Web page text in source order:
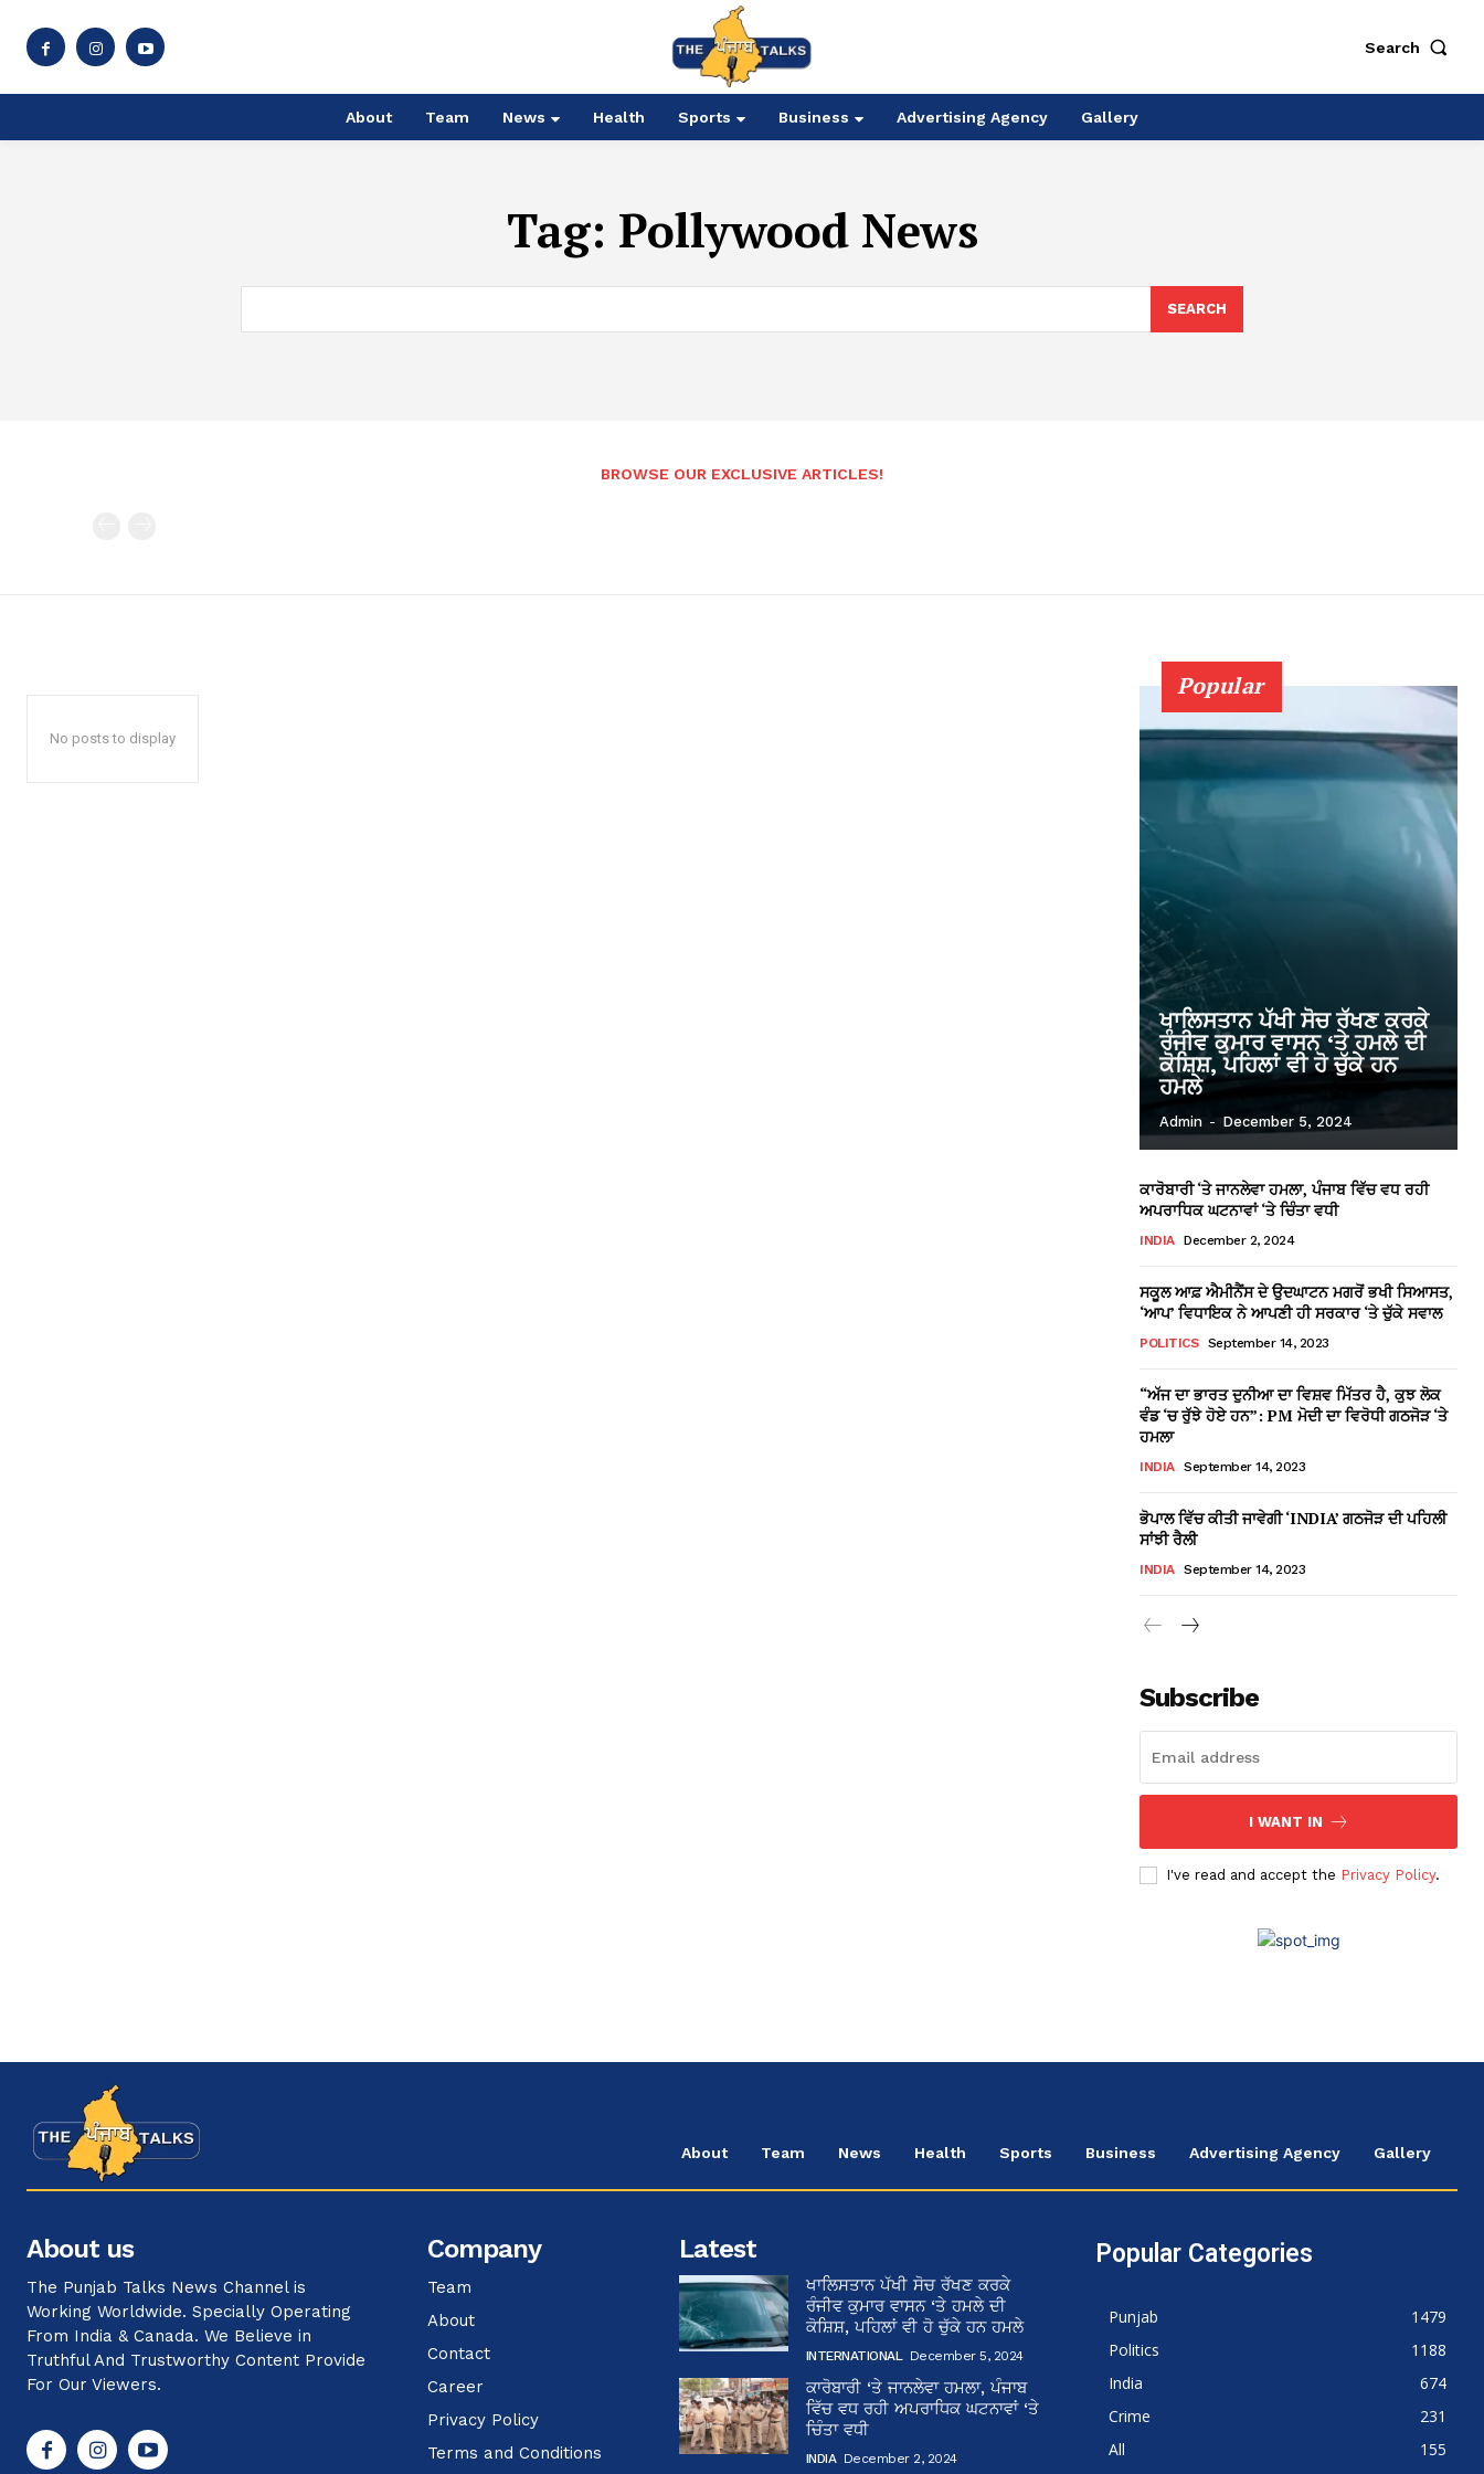
Search
About Team News Health Sports Business Advertising Agency Gallery
Tag: Pollywood News
SEARCH
BROWSE OUR EXCLUSIVE ARTICLES!
No posts to display
Popular
ਖਾਲਿਸਤਾਨ ਪੱਖੀ ਸੋਚ ਰੱਖਣ ਕਰਕੇ
ਰੰਜੀਵ ਕੁਮਾਰ ਵਾਸਨ ‘ਤੇ ਹਮਲੇ ਦੀ
ਕੋਸ਼ਿਸ਼, ਪਹਿਲਾਂ ਵੀ ਹੋ ਚੁੱਕੇ ਹਨ
ਹਮਲੇ
Admin - December 5, 2024
ਕਾਰੋਬਾਰੀ ‘ਤੇ ਜਾਨਲੇਵਾ ਹਮਲਾ, ਪੰਜਾਬ ਵਿੱਚ ਵਧ ਰਹੀ
ਅਪਰਾਧਿਕ ਘਟਨਾਵਾਂ ‘ਤੇ ਚਿੰਤਾ ਵਧੀ
INDIA December 2, 2024
ਸਕੂਲ ਆਫ਼ ਐਮੀਨੈਂਸ ਦੇ ਉਦਘਾਟਨ ਮਗਰੋਂ ਭਖੀ ਸਿਆਸਤ,
‘ਆਪ’ ਵਿਧਾਇਕ ਨੇ ਆਪਣੀ ਹੀ ਸਰਕਾਰ ‘ਤੇ ਚੁੱਕੇ ਸਵਾਲ
POLITICS September 14, 2023
“ਅੱਜ ਦਾ ਭਾਰਤ ਦੁਨੀਆ ਦਾ ਵਿਸ਼ਵ ਮਿੱਤਰ ਹੈ, ਕੁਝ ਲੋਕ
ਵੰਡ ‘ਚ ਰੁੱਝੇ ਹੋਏ ਹਨ”: PM ਮੋਦੀ ਦਾ ਵਿਰੋਧੀ ਗਠਜੋੜ ‘ਤੇ
ਹਮਲਾ
INDIA September 14, 2023
ਭੋਪਾਲ ਵਿੱਚ ਕੀਤੀ ਜਾਵੇਗੀ ‘INDIA’ ਗਠਜੋੜ ਦੀ ਪਹਿਲੀ
ਸਾਂਝੀ ਰੈਲੀ
INDIA September 14, 2023
Subscribe
I WANT IN
I've read and accept the Privacy Policy.
About Team News Health Sports Business Advertising Agency Gallery
About us
The Punjab Talks News Channel is
Working Worldwide. Specially Operating
From India & Canada. We Believe in
Truthful And Trustworthy Content Provide
For Our Viewers.
Company
Team
About
Contact
Career
Privacy Policy
Terms and Conditions
Latest
ਖਾਲਿਸਤਾਨ ਪੱਖੀ ਸੋਚ ਰੱਖਣ ਕਰਕੇ
ਰੰਜੀਵ ਕੁਮਾਰ ਵਾਸਨ ‘ਤੇ ਹਮਲੇ ਦੀ
ਕੋਸ਼ਿਸ਼, ਪਹਿਲਾਂ ਵੀ ਹੋ ਚੁੱਕੇ ਹਨ ਹਮਲੇ
INTERNATIONAL December 5, 2024
ਕਾਰੋਬਾਰੀ ‘ਤੇ ਜਾਨਲੇਵਾ ਹਮਲਾ, ਪੰਜਾਬ
ਵਿੱਚ ਵਧ ਰਹੀ ਅਪਰਾਧਿਕ ਘਟਨਾਵਾਂ ‘ਤੇ
ਚਿੰਤਾ ਵਧੀ
INDIA December 2, 2024
Popular Categories
Punjab
1479
Politics
1188
India
674
Crime
231
All
155